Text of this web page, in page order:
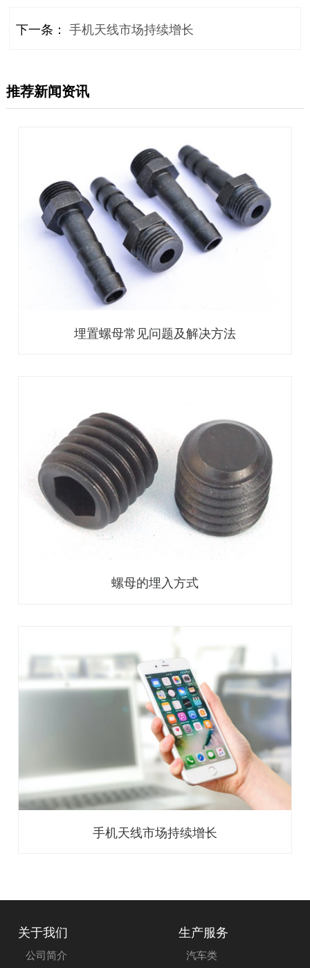
下一条： 手机天线市场持续增长
推荐新闻资讯
埋置螺母常见问题及解决方法
螺母的埋入方式
手机天线市场持续增长
关于我们
公司简介
生产服务
汽车类